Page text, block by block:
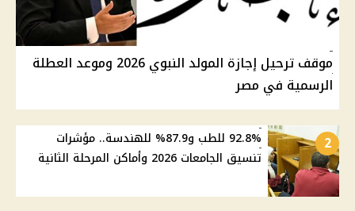
موقف ترحيل إجازة المولد النبوي 2026 وموعد العطلة
الرسمية في مصر
2
92.8% للطب و87.9% للهندسة.. مؤشرات
تنسيق الجامعات 2026 وأماكن المرحلة الثانية